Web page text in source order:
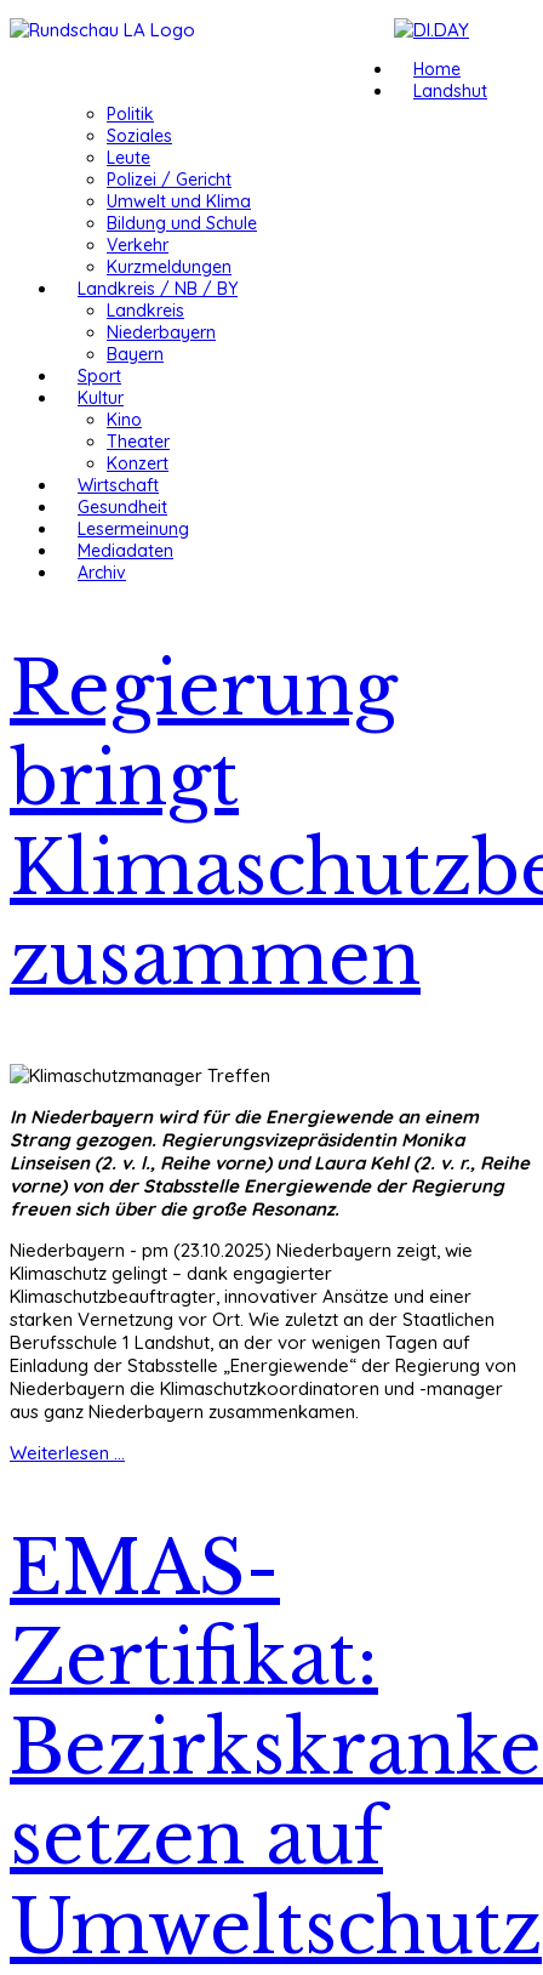
Home
Landshut
Politik
Soziales
Leute
Polizei / Gericht
Umwelt und Klima
Bildung und Schule
Verkehr
Kurzmeldungen
Landkreis / NB / BY
Landkreis
Niederbayern
Bayern
Sport
Kultur
Kino
Theater
Konzert
Wirtschaft
Gesundheit
Lesermeinung
Mediadaten
Archiv
Regierung
bringt
zusammen
In Niederbayern wird für die Energiewende an einem
Strang gezogen. Regierungsvizepräsidentin Monika
Linseisen (2. v. l., Reihe vorne) und Laura Kehl (2. v. r., Reihe
vorne) von der Stabsstelle Energiewende der Regierung
freuen sich über die große Resonanz.
Niederbayern - pm (23.10.2025) Niederbayern zeigt, wie
Klimaschutz gelingt – dank engagierter
Klimaschutzbeauftragter, innovativer Ansätze und einer
starken Vernetzung vor Ort. Wie zuletzt an der Staatlichen
Berufsschule 1 Landshut, an der vor wenigen Tagen auf
Einladung der Stabsstelle „Energiewende“ der Regierung von
Niederbayern die Klimaschutzkoordinatoren und -manager
aus ganz Niederbayern zusammenkamen.
Weiterlesen ...
EMAS-
Zertifikat:
setzen auf
Umweltschutz